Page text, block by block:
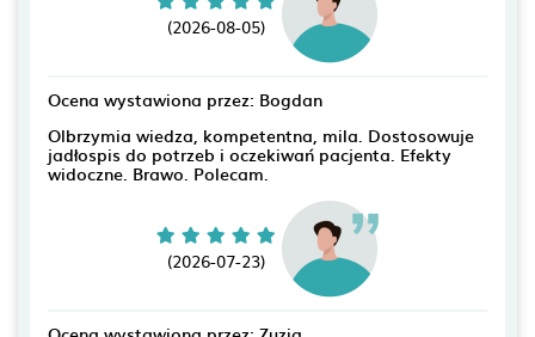
(2026-08-05)
Ocena wystawiona przez: Bogdan
Olbrzymia wiedza, kompetentna, mila. Dostosowuje
jadłospis do potrzeb i oczekiwań pacjenta. Efekty
widoczne. Brawo. Polecam.
(2026-07-23)